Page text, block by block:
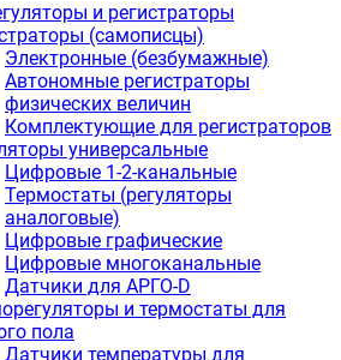
и регистраторы
(самописцы)
Электронные (безбумажные)
Автономные регистраторы
физических величин
Комплектующие для регистраторов
универсальные
Цифровые 1-2-канальные
Термостаты (регуляторы
аналоговые)
Цифровые графические
Цифровые многоканальные
Датчики для АРГО-D
и термостаты для
пола
Датчики температуры для